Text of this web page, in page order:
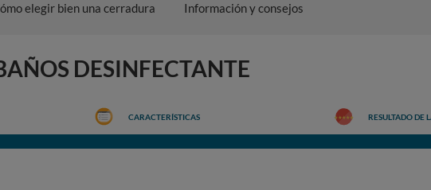
elegir bien una cerradura Información y consejos
DESINFECTANTE
CARACTERÍSTICAS RESULTADO DE